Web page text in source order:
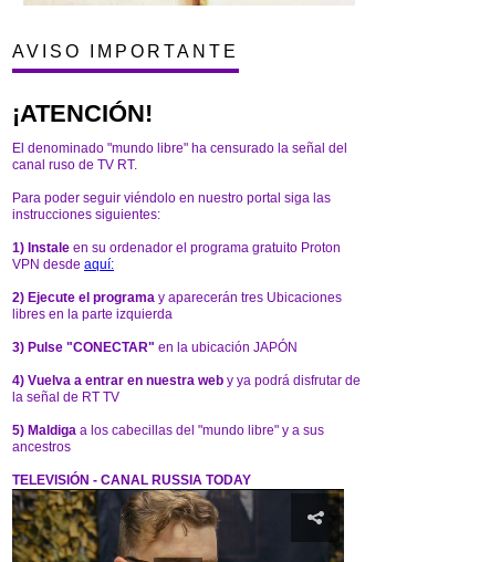
AVISO IMPORTANTE
¡ATENCIÓN!
El denominado "mundo libre" ha censurado la señal del
canal ruso de TV RT.
Para poder seguir viéndolo en nuestro portal siga las
instrucciones siguientes:
1) Instale en su ordenador el programa gratuito Proton
VPN desde aquí:
2) Ejecute el programa y aparecerán tres Ubicaciones
libres en la parte izquierda
3) Pulse "CONECTAR" en la ubicación JAPÓN
4) Vuelva a entrar en nuestra web y ya podrá disfrutar de
la señal de RT TV
5) Maldiga a los cabecillas del "mundo libre" y a sus
ancestros
TELEVISIÓN - CANAL RUSSIA TODAY